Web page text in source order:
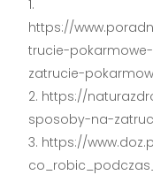
https://
trucie-
zatrucie-
https://
sposoby-na-
https://